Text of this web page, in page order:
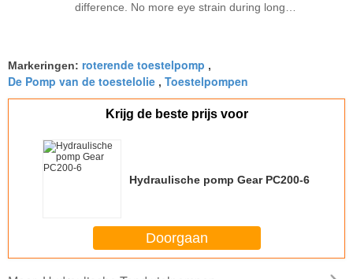
difference. No more eye strain during long
fantastic once you dial in the IPD correctly. The
manual adjustment is smooth, and finding that
sweet spot makes all the difference. No more eye
strain during long sessions. Highly recommend
taking the time to set it up properly!""The Pico 4's
visual clarity is fantastic once you dial in the IPD
correctly. The manual adjustment is smooth, and
recommend taking the time to set it up
properly!""The Pico 4's visual clarity is fantastic
Markeringen: roterende toestelpomp ,
De Pomp van de toestelolie , Toestelpompen
Krijg de beste prijs voor
Hydraulische pomp Gear PC200-6
Doorgaan